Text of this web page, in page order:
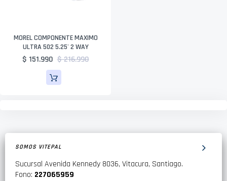
MOREL COMPONENTE MAXIMO
ULTRA 502 5.25' 2 WAY
$ 151.990 $ 216.990
SOMOS VITEPAL
Sucursal Avenida Kennedy 8036, Vitacura, Santiago.
Fono: 227065959